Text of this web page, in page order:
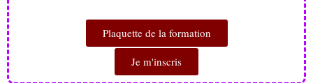
Plaquette de la formation
Je m'inscris